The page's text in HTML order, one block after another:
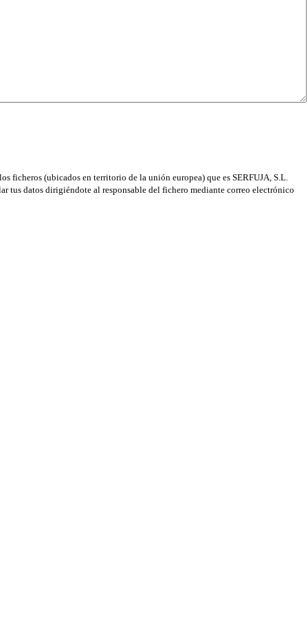
ficheros (ubicados en territorio de la unión europea) que es SERFUJA, S.L.
tus datos dirigiéndote al responsable del fichero mediante correo electrónico